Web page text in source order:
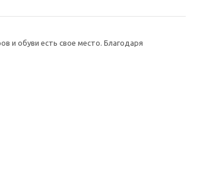
и обуви есть свое место. Благодаря